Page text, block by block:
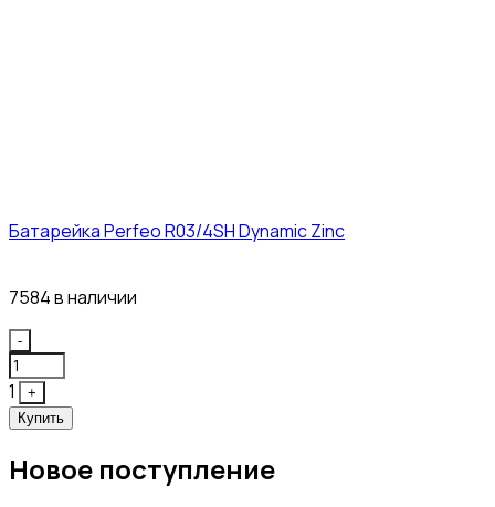
Батарейка Perfeo R03/4SH Dynamic Zinc
7584 в наличии
Quantity
-
1
+
Купить
Новое поступление